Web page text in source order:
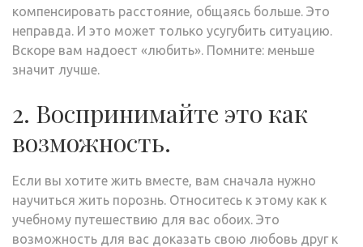
компенсировать расстояние, общаясь больше. Это
неправда. И это может только усугубить ситуацию.
Вскоре вам надоест «любить». Помните: меньше
значит лучше.
2. Воспринимайте это как
возможность.
Если вы хотите жить вместе, вам сначала нужно
научиться жить порознь. Относитесь к этому как к
учебному путешествию для вас обоих. Это
возможность для вас доказать свою любовь друг к